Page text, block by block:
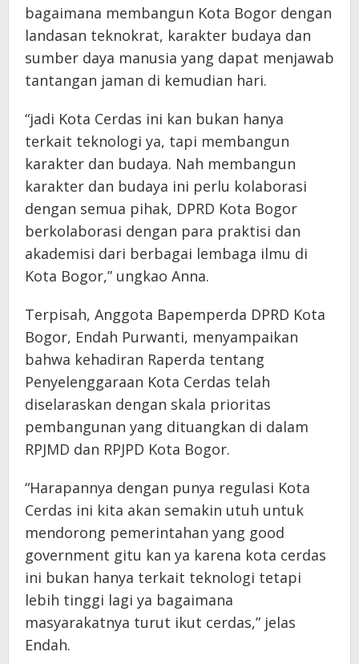
bagaimana membangun Kota Bogor dengan
landasan teknokrat, karakter budaya dan
sumber daya manusia yang dapat menjawab
tantangan jaman di kemudian hari.
“jadi Kota Cerdas ini kan bukan hanya
terkait teknologi ya, tapi membangun
karakter dan budaya. Nah membangun
karakter dan budaya ini perlu kolaborasi
dengan semua pihak, DPRD Kota Bogor
berkolaborasi dengan para praktisi dan
akademisi dari berbagai lembaga ilmu di
Kota Bogor,” ungkao Anna.
Terpisah, Anggota Bapemperda DPRD Kota
Bogor, Endah Purwanti, menyampaikan
bahwa kehadiran Raperda tentang
Penyelenggaraan Kota Cerdas telah
diselaraskan dengan skala prioritas
pembangunan yang dituangkan di dalam
RPJMD dan RPJPD Kota Bogor.
“Harapannya dengan punya regulasi Kota
Cerdas ini kita akan semakin utuh untuk
mendorong pemerintahan yang good
government gitu kan ya karena kota cerdas
ini bukan hanya terkait teknologi tetapi
lebih tinggi lagi ya bagaimana
masyarakatnya turut ikut cerdas,” jelas
Endah.